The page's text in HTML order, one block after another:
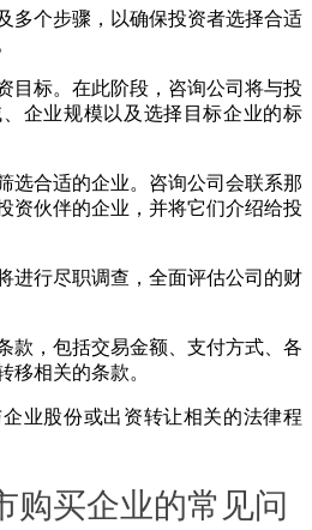
多个步骤，以确保投资者选择合适
目标。在此阶段，咨询公司将与投
企业规模以及选择目标企业的标
选合适的企业。咨询公司会联系那
资伙伴的企业，并将它们介绍给投
进行尽职调查，全面评估公司的财
款，包括交易金额、支付方式、各
移相关的条款。
业股份或出资转让相关的法律程
购买企业的常见问